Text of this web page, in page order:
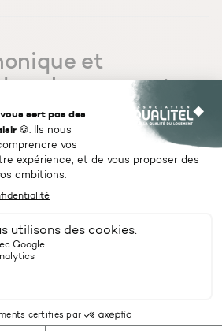
et
sol : comment
et
laine de verre